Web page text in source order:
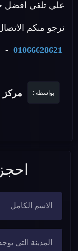
علي تلقي افضل
نرجو منكم
01066628621
-
بواسطة : مركز